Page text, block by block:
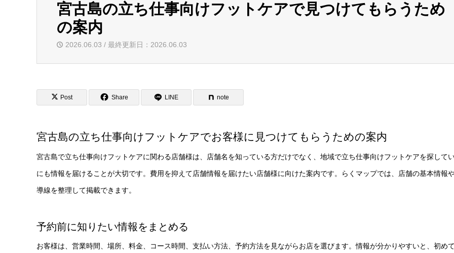
宮古島の立ち仕事向けフットケアで見つけてもらうため
の案内
2026.06.03 / 最終更新日：2026.06.03
Post Share LINE note
宮古島の立ち仕事向けフットケアでお客様に見つけてもらうための案内
宮古島で立ち仕事向けフットケアに関わる店舗様は、店舗名を知っている方だけでなく、地域で立ち仕事向けフットケアを探して
にも情報を届けることが大切です。費用を抑えて店舗情報を届けたい店舗様に向けた案内です。らくマップでは、店舗の基本情報
導線を整理して掲載できます。
予約前に知りたい情報をまとめる
お客様は、営業時間、場所、料金、コース時間、支払い方法、予約方法を見ながらお店を選びます。情報が分かりやすいと、初め